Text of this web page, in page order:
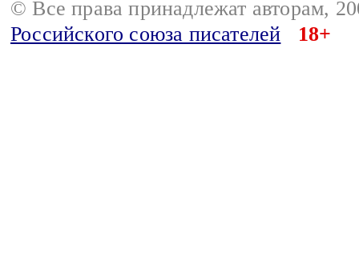
© Все права принадлежат авторам,
Российского союза писателей
18+